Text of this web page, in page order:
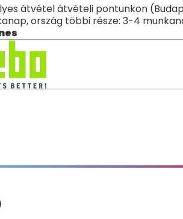
átvétel átvételi pontunkon
ország többi része: 3-4